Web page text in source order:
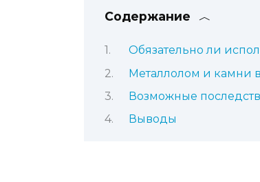
Содержание
Обязательно ли
Металлолом и камни
Возможные
Выводы